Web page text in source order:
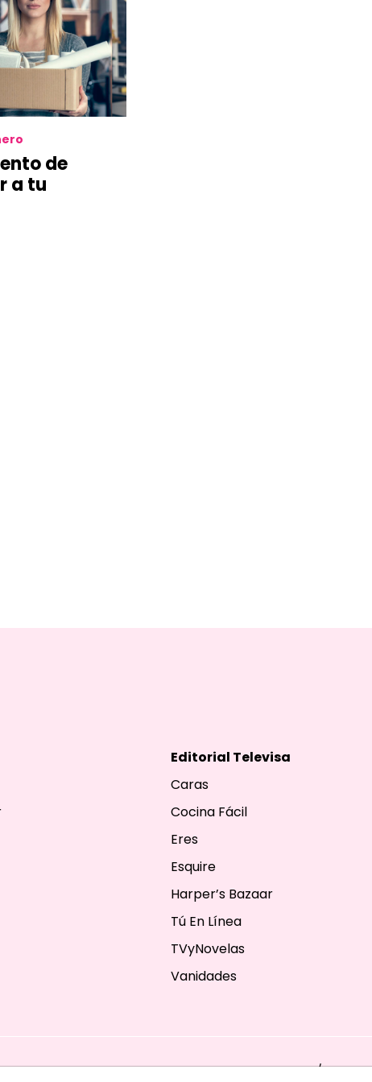
de
a tu
Editorial Televisa
Caras
Cocina Fácil
Eres
Esquire
Harper’s Bazaar
Tú En Línea
TVyNovelas
Vanidades
TBG - EDITORIAL TELEVISA - LIFESTYLES - BEAUTY / FASHION